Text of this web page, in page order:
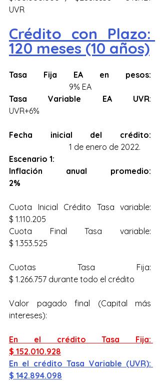
UVR
Crédito con Plazo:
120 meses (10 años)
Tasa Fija EA en pesos:
9% EA
Tasa Variable EA UVR:
UVR+6%
Fecha inicial del crédito:
1 de enero de 2022.
Escenario 1:
2%
Cuota Inicial Crédito Tasa variable:
$ 1.110.205
Cuota Final Tasa variable:
$ 1.353.525
Cuotas Tasa Fija:
$ 1.266.757 durante todo el crédito
Valor pagado final (Capital más
intereses):
En el crédito Tasa Fija:
$ 152.010.928
En el crédito Tasa Variable (UVR):
$ 142.894.098